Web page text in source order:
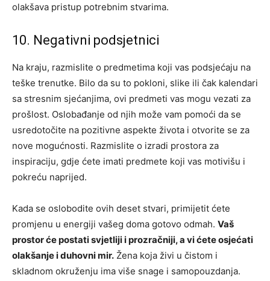
olakšava pristup potrebnim stvarima.
10. Negativni podsjetnici
Na kraju, razmislite o predmetima koji vas podsjećaju na
teške trenutke. Bilo da su to pokloni, slike ili čak kalendari
sa stresnim sjećanjima, ovi predmeti vas mogu vezati za
prošlost. Oslobađanje od njih može vam pomoći da se
usredotočite na pozitivne aspekte života i otvorite se za
nove mogućnosti. Razmislite o izradi prostora za
inspiraciju, gdje ćete imati predmete koji vas motivišu i
pokreću naprijed.
Kada se oslobodite ovih deset stvari, primijetit ćete
promjenu u energiji vašeg doma gotovo odmah. Vaš
prostor će postati svjetliji i prozračniji, a vi ćete osjećati
olakšanje i duhovni mir. Žena koja živi u čistom i
skladnom okruženju ima više snage i samopouzdanja.